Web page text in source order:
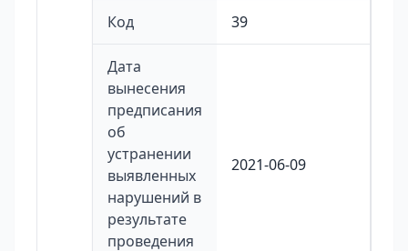
Код 39
Дата
вынесения
предписания
об
устранении
выявленных
нарушений в
результате
проведения
2021-06-09